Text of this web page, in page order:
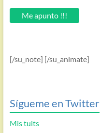
email.Me apunto !!!
[/su_note] [/su_animate]
Sígueme en Twitter
Mis tuits